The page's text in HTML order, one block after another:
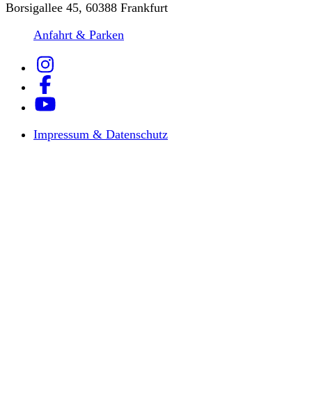
Borsigallee 45, 60388 Frankfurt
Anfahrt & Parken
Impressum & Datenschutz